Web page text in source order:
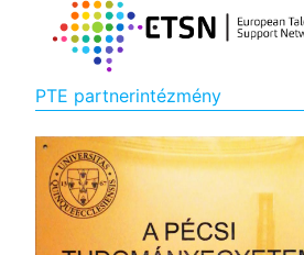
PTE partnerintézmény